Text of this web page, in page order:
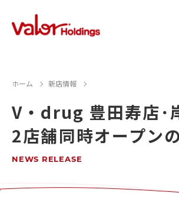
ホーム 新店情報
V・drug 豊田寿店･
2店舗同時オープン
NEWS RELEASE